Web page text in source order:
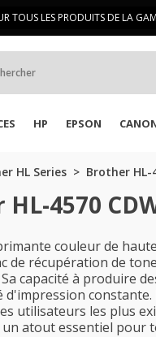
TOUS LES PRODUITS DE LA
HP EPSON
HL Series Brother HL-
4570
couleur de
de récupération de
capacité à produire
utilisateurs les plus
atout essentiel